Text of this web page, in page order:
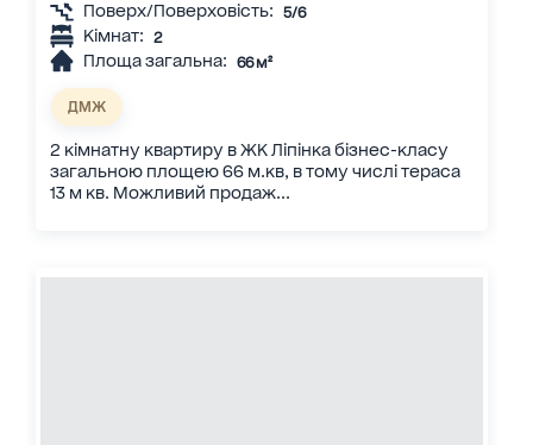
Поверх/Поверховість: 5/6
Кімнат: 2
Площа загальна: 66 м²
ДМЖ
2 кімнатну квартиру в ЖК Ліпінка бізнес-класу
загальною площею 66 м.кв, в тому числі тераса
13 м кв. Можливий продаж...